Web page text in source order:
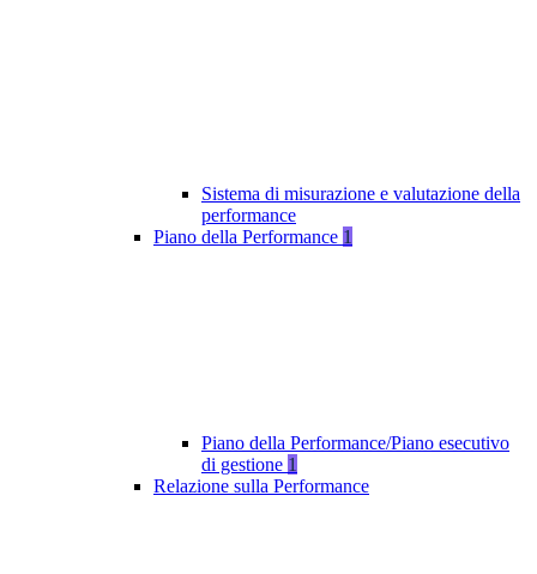
Sistema di misurazione e valutazione della
performance
Piano della Performance 1
Piano della Performance/Piano esecutivo
di gestione 1
Relazione sulla Performance